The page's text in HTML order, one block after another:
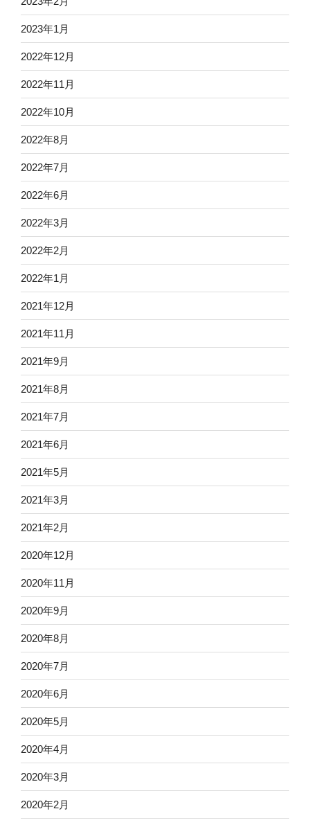
2023年1月
2022年12月
2022年11月
2022年10月
2022年8月
2022年7月
2022年6月
2022年3月
2022年2月
2022年1月
2021年12月
2021年11月
2021年9月
2021年8月
2021年7月
2021年6月
2021年5月
2021年3月
2021年2月
2020年12月
2020年11月
2020年9月
2020年8月
2020年7月
2020年6月
2020年5月
2020年4月
2020年3月
2020年2月